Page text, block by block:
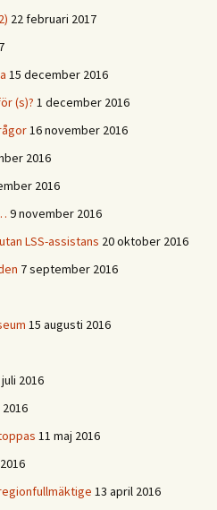
22 februari 2017
15 december 2016
(s)? 1 december 2016
16 november 2016
2016
2016
9 november 2016
LSS-assistans 20 oktober 2016
7 september 2016
15 augusti 2016
2016
2016
11 maj 2016
13 april 2016